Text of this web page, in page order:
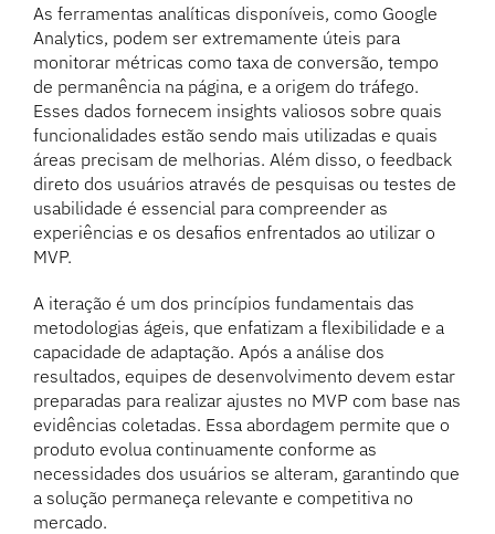
As ferramentas analíticas disponíveis, como Google
Analytics, podem ser extremamente úteis para
monitorar métricas como taxa de conversão, tempo
de permanência na página, e a origem do tráfego.
Esses dados fornecem insights valiosos sobre quais
funcionalidades estão sendo mais utilizadas e quais
áreas precisam de melhorias. Além disso, o feedback
direto dos usuários através de pesquisas ou testes de
usabilidade é essencial para compreender as
experiências e os desafios enfrentados ao utilizar o
MVP.
A iteração é um dos princípios fundamentais das
metodologias ágeis, que enfatizam a flexibilidade e a
capacidade de adaptação. Após a análise dos
resultados, equipes de desenvolvimento devem estar
preparadas para realizar ajustes no MVP com base nas
evidências coletadas. Essa abordagem permite que o
produto evolua continuamente conforme as
necessidades dos usuários se alteram, garantindo que
a solução permaneça relevante e competitiva no
mercado.